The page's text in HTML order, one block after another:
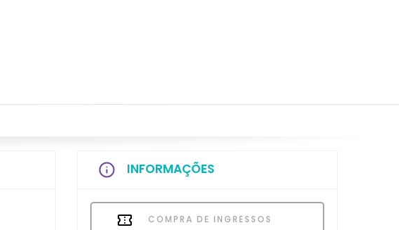
INFORMAÇÕES
COMPRA DE INGRESSOS